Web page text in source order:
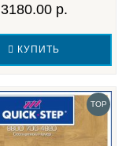
3180.00 р.
КУПИТЬ
TOP